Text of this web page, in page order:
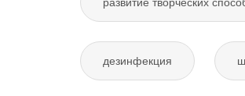
дезинфекция